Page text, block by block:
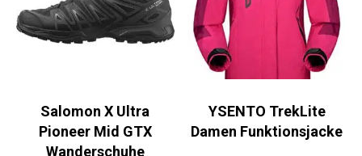
Salomon X Ultra
YSENTO TrekLite